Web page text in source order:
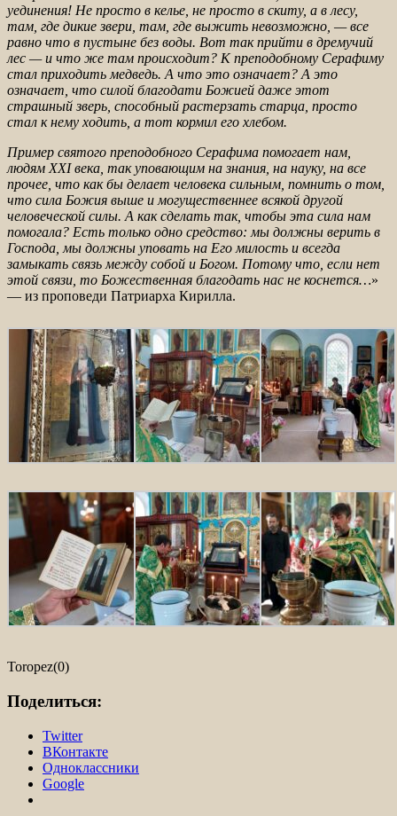
уединения! Не просто в келье, не просто в скиту, а в лесу,
там, где дикие звери, там, где выжить невозможно, — все
равно что в пустыне без воды. Вот так прийти в дремучий
лес — и что же там происходит? К преподобному Серафиму
стал приходить медведь. А что это означает? А это
означает, что силой благодати Божией даже этот
страшный зверь, способный растерзать старца, просто
стал к нему ходить, а тот кормил его хлебом.
Пример святого преподобного Серафима помогает нам,
людям XXI века, так уповающим на знания, на науку, на все
прочее, что как бы делает человека сильным, помнить о том,
что сила Божия выше и могущественнее всякой другой
человеческой силы. А как сделать так, чтобы эта сила нам
помогала? Есть только одно средство: мы должны верить в
Господа, мы должны уповать на Его милость и всегда
замыкать связь между собой и Богом. Потому что, если нет
этой связи, то Божественная благодать нас не коснется…»
— из проповеди Патриарха Кирилла.
Toropez(0)
Поделиться:
Twitter
ВКонтакте
Одноклассники
Google